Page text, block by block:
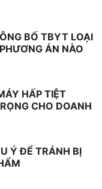
BỐ TBYT LOẠI
ÁN NÀO
HẤP TIỆT
CHO DOANH
Ý ĐỂ TRÁNH BỊ